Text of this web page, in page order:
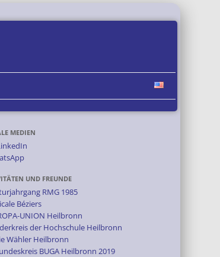
MEDIEN
UND FREUNDE
RMG 1985
Béziers
UNION Heilbronn
der Hochschule Heilbronn
Wähler Heilbronn
BUGA Heilbronn 2019